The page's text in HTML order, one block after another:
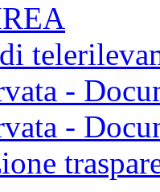
-
-